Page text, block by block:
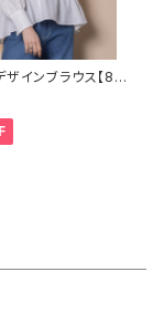
インブラウス【826